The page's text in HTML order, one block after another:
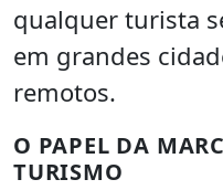
qualquer turista
em grandes
remotos.
O PAPEL DA
TURISMO